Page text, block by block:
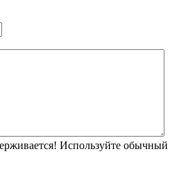
Используйте обычный